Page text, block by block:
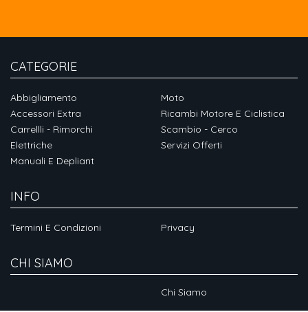
CATEGORIE
Abbigliamento
Accessori Extra
Carrellli - Rimorchi
Elettriche
Manuali E Depliant
Moto
Ricambi Motore E Ciclistica
Scambio - Cerco
Servizi Offerti
INFO
Termini E Condizioni Privacy
CHI SIAMO
Chi Siamo